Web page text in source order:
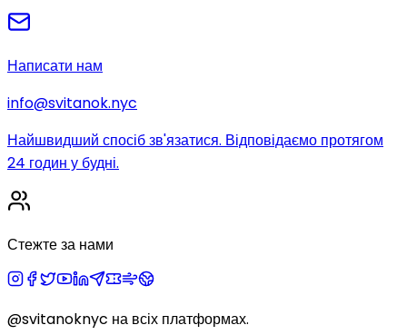
Написати нам
info@svitanok.nyc
Найшвидший спосіб зв'язатися. Відповідаємо протягом
24 годин у будні.
Стежте за нами
@svitanoknyc на всіх платформах.